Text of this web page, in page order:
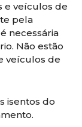
e veículos de
pela
necessária
Não estão
veículos de
isentos do